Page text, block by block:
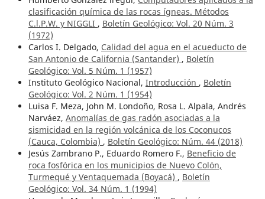
clasificación química de las rocas ígneas. Métodos
C.l.P.W. y NIGGLI , Boletín Geológico: Vol. 20 Núm. 3
(1972)
Carlos I. Delgado, Calidad del agua en el acueducto de
San Antonio de California (Santander) , Boletín
Geológico: Vol. 5 Núm. 1 (1957)
Instituto Geológico Nacional, Introducción , Boletín
Geológico: Vol. 2 Núm. 1 (1954)
Luisa F. Meza, John M. Londoño, Rosa L. Alpala, Andrés
Narváez, Anomalías de gas radón asociadas a la
sismicidad en la región volcánica de los Coconucos
(Cauca, Colombia) , Boletín Geológico: Núm. 44 (2018)
Jesús Zambrano P., Eduardo Romero F., Beneficio de
roca fosfórica en los municipios de Nuevo Colón,
Turmequé y Ventaquemada (Boyacá) , Boletín
Geológico: Vol. 34 Núm. 1 (1994)